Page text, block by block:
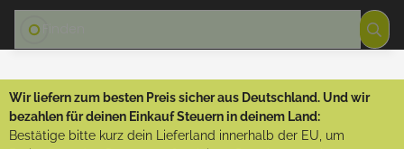
Wir liefern zum besten Preis sicher aus Deutschland. Und wir
bezahlen für deinen Einkauf Steuern in deinem Land:
Bestätige bitte kurz dein Lieferland innerhalb der EU, um